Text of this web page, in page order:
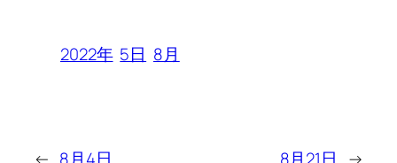
2022年 5日 8月
← 8月4日 8月21日 →